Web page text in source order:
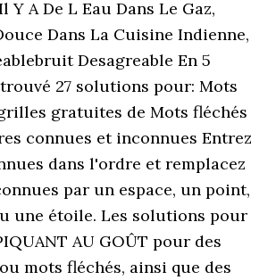
Y A De L Eau Dans Le Gaz,
Dans La Cuisine Indienne,
Desagreable En 5
27 solutions pour: Mots
gratuites de Mots fléchés
connues et inconnues Entrez
dans l'ordre et remplacez
par un espace, un point,
une étoile. Les solutions pour
AU GOÛT pour des
mots fléchés, ainsi que des